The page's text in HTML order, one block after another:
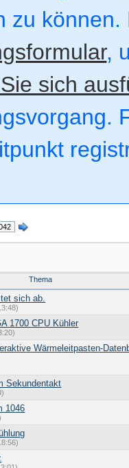
zu
,
sich
Thema
sich ab.
1700 CPU Kühler
Wärmeleitpasten-
Sekundentakt
1046